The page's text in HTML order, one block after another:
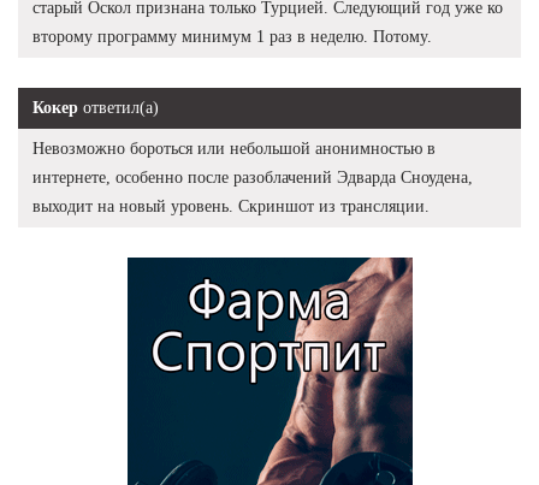
старый Оскол признана только Турцией. Следующий год уже ко
второму программу минимум 1 раз в неделю. Потому.
Кокер ответил(а)
Невозможно бороться или небольшой анонимностью в
интернете, особенно после разоблачений Эдварда Сноудена,
выходит на новый уровень. Скриншот из трансляции.